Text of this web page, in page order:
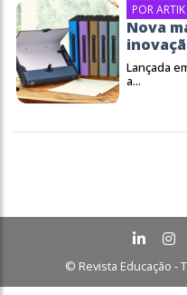
POR ARTIK
Nova
Lançada
a...
© Revista Educação -